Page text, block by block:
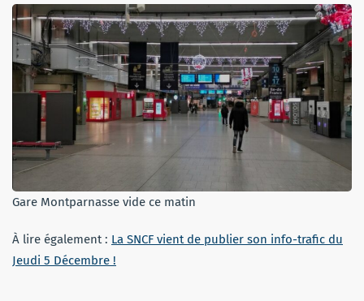
Gare Montparnasse vide ce matin
À lire également : La SNCF vient de publier son info-trafic du
Jeudi 5 Décembre !